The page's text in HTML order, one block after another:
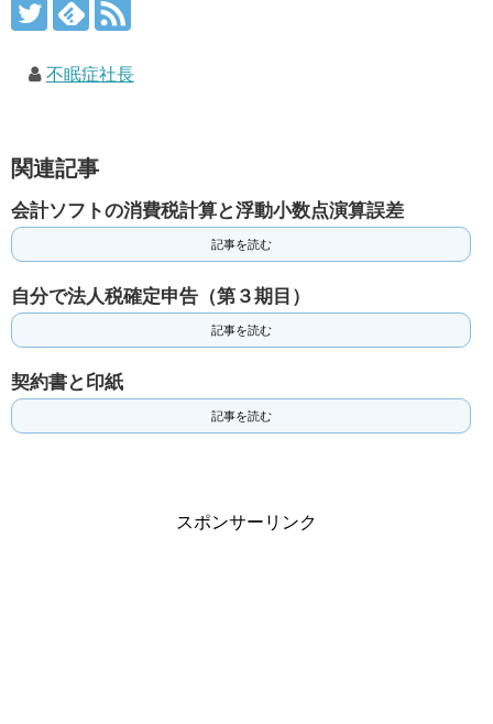
不眠症社長
関連記事
会計ソフトの消費税計算と浮動小数点演算誤差
記事を読む
自分で法人税確定申告（第３期目）
記事を読む
契約書と印紙
記事を読む
スポンサーリンク